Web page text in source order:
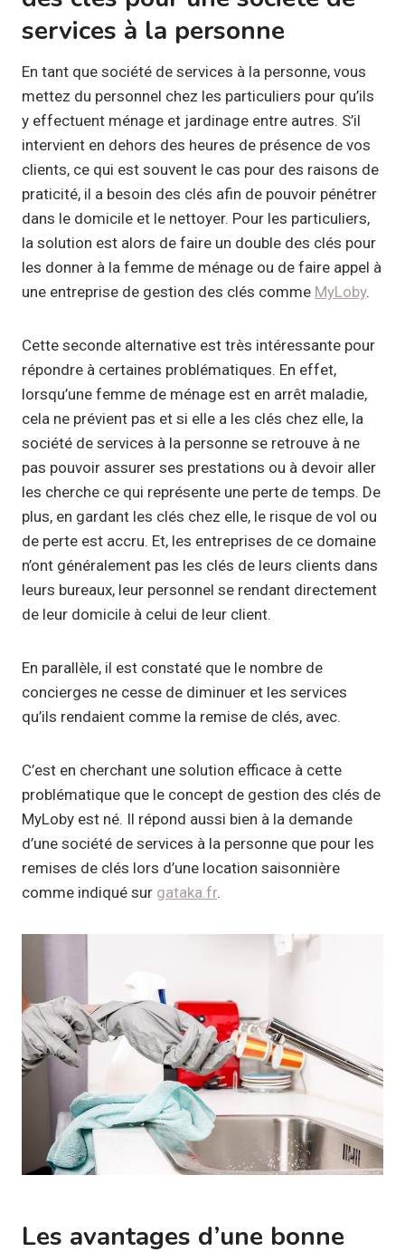
services à la personne
En tant que société de services à la personne, vous
mettez du personnel chez les particuliers pour qu’ils
y effectuent ménage et jardinage entre autres. S’il
intervient en dehors des heures de présence de vos
clients, ce qui est souvent le cas pour des raisons de
praticité, il a besoin des clés afin de pouvoir pénétrer
dans le domicile et le nettoyer. Pour les particuliers,
la solution est alors de faire un double des clés pour
les donner à la femme de ménage ou de faire appel à
une entreprise de gestion des clés comme MyLoby.
Cette seconde alternative est très intéressante pour
répondre à certaines problématiques. En effet,
lorsqu’une femme de ménage est en arrêt maladie,
cela ne prévient pas et si elle a les clés chez elle, la
société de services à la personne se retrouve à ne
pas pouvoir assurer ses prestations ou à devoir aller
les cherche ce qui représente une perte de temps. De
plus, en gardant les clés chez elle, le risque de vol ou
de perte est accru. Et, les entreprises de ce domaine
n’ont généralement pas les clés de leurs clients dans
leurs bureaux, leur personnel se rendant directement
de leur domicile à celui de leur client.
En parallèle, il est constaté que le nombre de
concierges ne cesse de diminuer et les services
qu’ils rendaient comme la remise de clés, avec.
C’est en cherchant une solution efficace à cette
problématique que le concept de gestion des clés de
MyLoby est né. Il répond aussi bien à la demande
d’une société de services à la personne que pour les
remises de clés lors d’une location saisonnière
comme indiqué sur gataka.fr.
Les avantages d’une bonne